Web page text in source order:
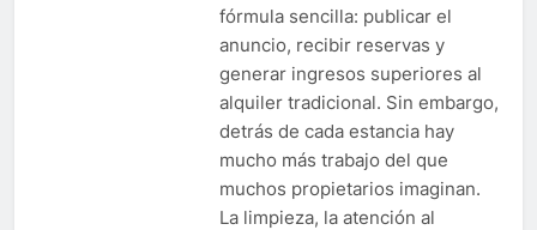
fórmula sencilla: publicar el
anuncio, recibir reservas y
generar ingresos superiores al
alquiler tradicional. Sin embargo,
detrás de cada estancia hay
mucho más trabajo del que
muchos propietarios imaginan.
La limpieza, la atención al